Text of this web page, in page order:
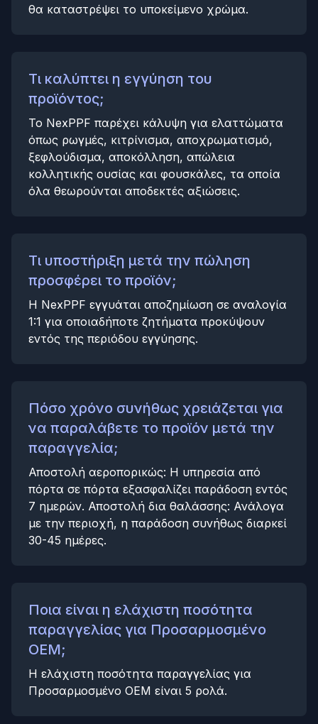
θα καταστρέψει το υποκείμενο χρώμα.
Τι καλύπτει η εγγύηση του
προϊόντος;
Το NexPPF παρέχει κάλυψη για ελαττώματα
όπως ρωγμές, κιτρίνισμα, αποχρωματισμό,
ξεφλούδισμα, αποκόλληση, απώλεια
κολλητικής ουσίας και φουσκάλες, τα οποία
όλα θεωρούνται αποδεκτές αξιώσεις.
Τι υποστήριξη μετά την πώληση
προσφέρει το προϊόν;
Η NexPPF εγγυάται αποζημίωση σε αναλογία
1:1 για οποιαδήποτε ζητήματα προκύψουν
εντός της περιόδου εγγύησης.
Πόσο χρόνο συνήθως χρειάζεται για
να παραλάβετε το προϊόν μετά την
παραγγελία;
Αποστολή αεροπορικώς: Η υπηρεσία από
πόρτα σε πόρτα εξασφαλίζει παράδοση εντός
7 ημερών. Αποστολή δια θαλάσσης: Ανάλογα
με την περιοχή, η παράδοση συνήθως διαρκεί
30-45 ημέρες.
Ποια είναι η ελάχιστη ποσότητα
παραγγελίας για Προσαρμοσμένο
OEM;
Η ελάχιστη ποσότητα παραγγελίας για
Προσαρμοσμένο OEM είναι 5 ρολά.